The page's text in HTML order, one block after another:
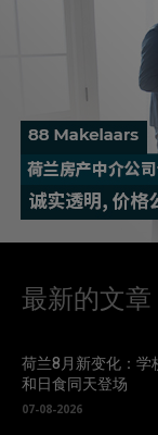
最新的文章
荷兰8月新变化：
和日食同天登场
07-08-2026